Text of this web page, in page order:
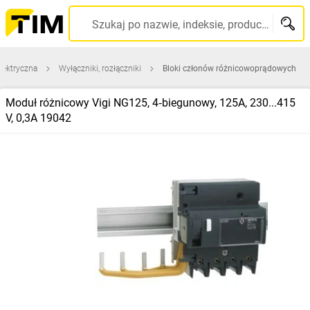
Szukaj po nazwie, indeksie, producencie, kodzie kreskowym...
Wyłączniki, rozłączniki Bloki członów różnicowoprądowych
Moduł różnicowy Vigi NG125, 4‑biegunowy, 125A, 230...415
V, 0,3A 19042